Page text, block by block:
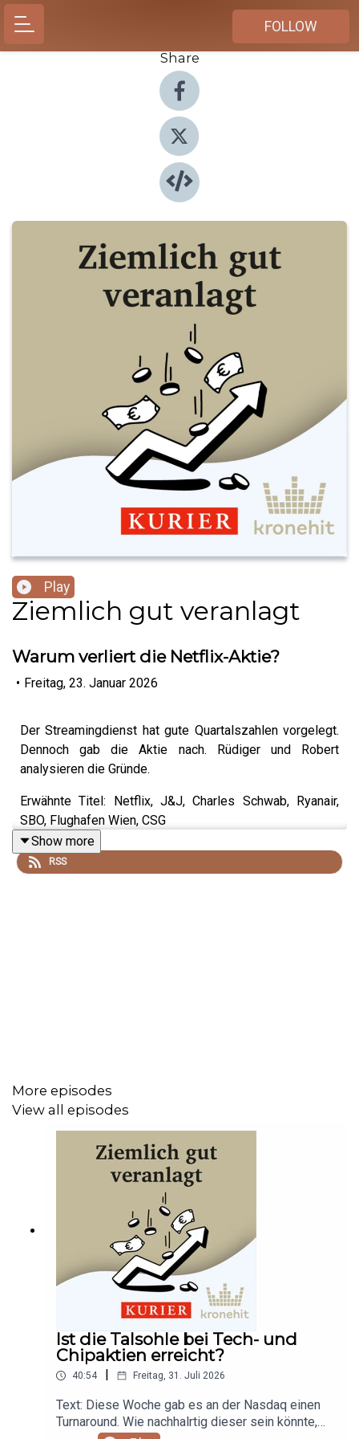
FOLLOW
Share
Play
Ziemlich gut veranlagt
Warum verliert die Netflix-Aktie?
• Freitag, 23. Januar 2026
Der Streamingdienst hat gute Quartalszahlen vorgelegt.
Dennoch gab die Aktie nach. Rüdiger und Robert
analysieren die Gründe.
Erwähnte Titel: Netflix, J&J, Charles Schwab, Ryanair,
SBO, Flughafen Wien, CSG
Show more
RSS
More episodes
View all episodes
Ist die Talsohle bei Tech- und
Chipaktien erreicht?
40:54 Freitag, 31. Juli 2026
Text: Diese Woche gab es an der Nasdaq einen
Turnaround. Wie nachhalrtig dieser sein könnte,